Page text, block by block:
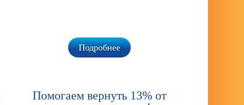
Подробнее
Помогаем вернуть 13% от